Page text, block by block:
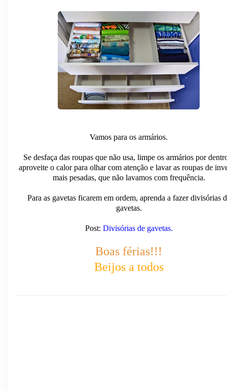
Vamos para os armários.
Se desfaça das roupas que não usa, limpe os armários por
aproveite o calor para olhar com atenção e lavar as roupas de
mais pesadas, que não lavamos com frequência.
Para as gavetas ficarem em ordem, aprenda a fazer divisórias
gavetas.
Post: Divisórias de gavetas.
Boas férias!!!
Beijos a todos